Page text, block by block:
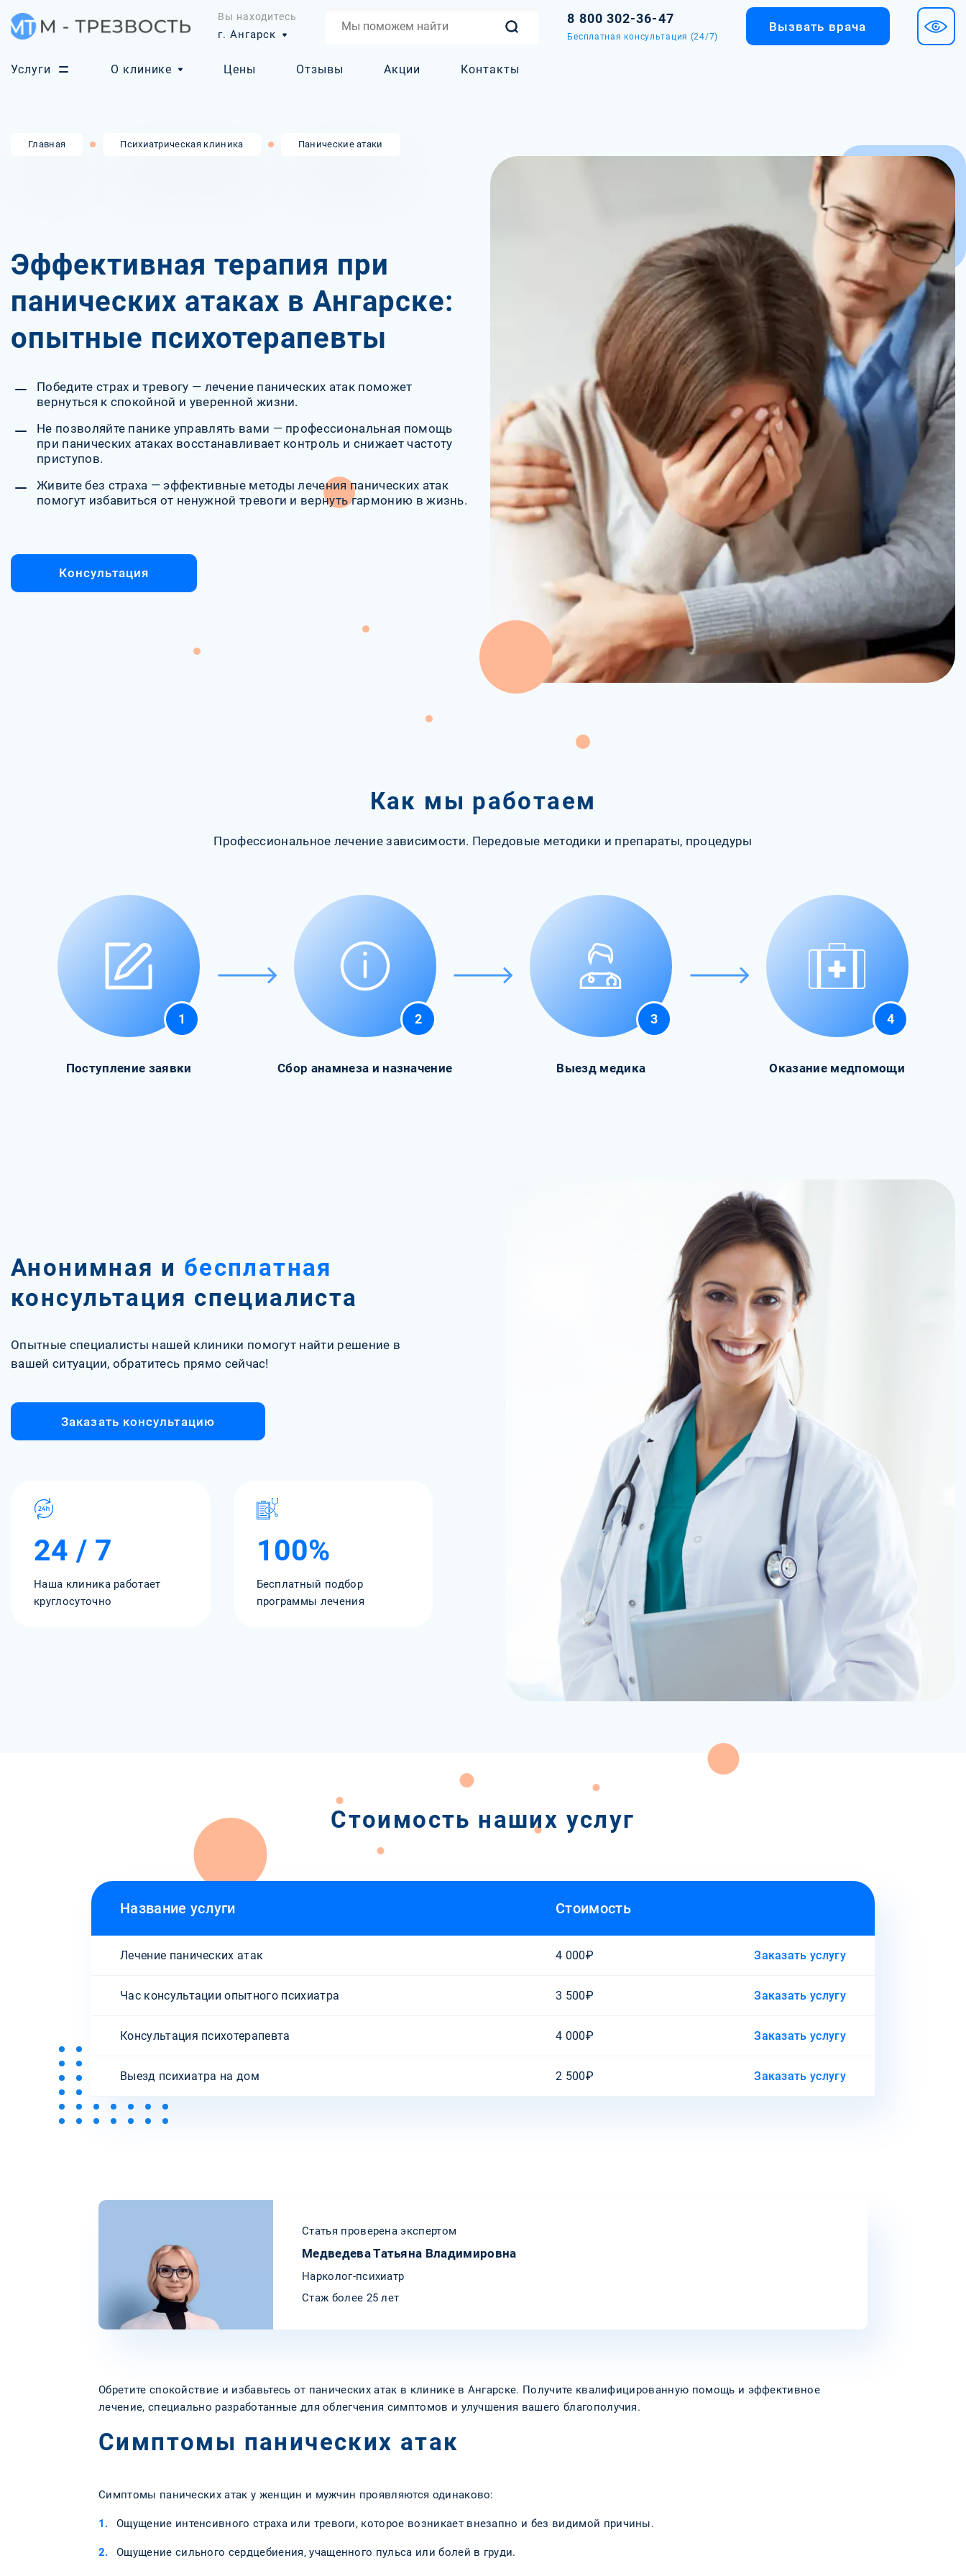
Вы находитесь
г. Ангарск
8 800 302-36-47
Бесплатная консультация (24/7)
Вызвать врача
Услуги О клинике Цены Отзывы Акции Контакты
Главная Психиатрическая клиника Панические атаки
Эффективная терапия при
панических атаках в Ангарске:
опытные психотерапевты
Победите страх и тревогу — лечение панических атак поможет
вернуться к спокойной и уверенной жизни.
Не позволяйте панике управлять вами — профессиональная помощь
при панических атаках восстанавливает контроль и снижает частоту
приступов.
Живите без страха — эффективные методы лечения панических атак
помогут избавиться от ненужной тревоги и вернуть гармонию в жизнь.
Консультация
Как мы работаем
Профессиональное лечение зависимости. Передовые методики и препараты, процедуры
1
Поступление заявки
2
Сбор анамнеза и назначение
3
Выезд медика
4
Оказание медпомощи
Анонимная и бесплатная
консультация специалиста
Опытные специалисты нашей клиники помогут найти решение в
вашей ситуации, обратитесь прямо сейчас!
Заказать консультацию
24 / 7
Наша клиника работает
круглосуточно
100%
Бесплатный подбор
программы лечения
Стоимость наших услуг
Название услуги Стоимость
Лечение панических атак 4 000₽ Заказать услугу
Час консультации опытного психиатра 3 500₽ Заказать услугу
Консультация психотерапевта 4 000₽ Заказать услугу
Выезд психиатра на дом 2 500₽ Заказать услугу
Статья проверена экспертом
Медведева Татьяна Владимировна
Нарколог-психиатр
Стаж более 25 лет
Обретите спокойствие и избавьтесь от панических атак в клинике в Ангарске. Получите квалифицированную помощь и эффективное
лечение, специально разработанные для облегчения симптомов и улучшения вашего благополучия.
Симптомы панических атак
Симптомы панических атак у женщин и мужчин проявляются одинаково:
Ощущение интенсивного страха или тревоги, которое возникает внезапно и без видимой причины.
Ощущение сильного сердцебиения, учащенного пульса или болей в груди.